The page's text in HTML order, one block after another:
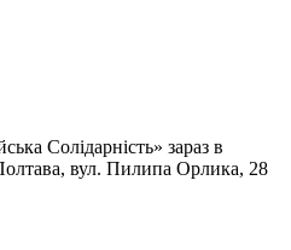
Солідарність» зараз в
вул. Пилипа Орлика, 28